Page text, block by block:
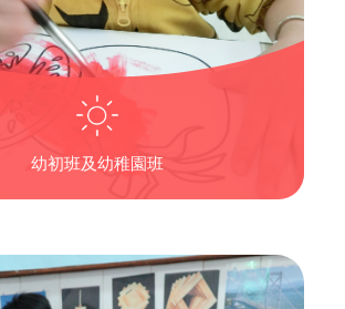
幼初班及幼稚園班